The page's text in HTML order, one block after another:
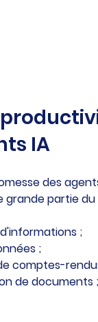
IA
des
grande partie
;
;
comptes-
de documents ;